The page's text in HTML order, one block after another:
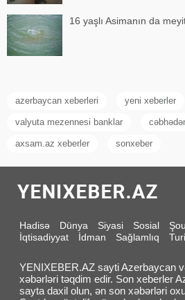
16 yaşlı Asimanın da
azerbaycan xeberleri yeni xeberler
valyuta mezennesi banklar
axsam.az xeberler sonxeber
Hadisə Dünya Siyasi Sosial
İqtisadiyyat
İdman Sağlamlıq
YENIXEBER.AZ sayti Azerbaycan
xəbərləri təqdim edir. Son xeberler
sayta daxil olun, ən son xəbərləri